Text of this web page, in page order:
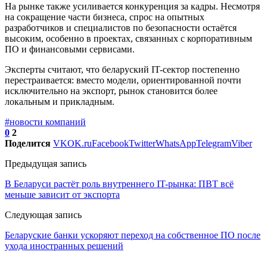
На рынке также усиливается конкуренция за кадры. Несмотря
на сокращение части бизнеса, спрос на опытных
разработчиков и специалистов по безопасности остаётся
высоким, особенно в проектах, связанных с корпоративным
ПО и финансовыми сервисами.
Эксперты считают, что беларуский IT-сектор постепенно
перестраивается: вместо модели, ориентированной почти
исключительно на экспорт, рынок становится более
локальным и прикладным.
#новости компаний
0 2
Поделится VKOK.ruFacebookTwitterWhatsAppTelegramViber
Предыдущая запись
В Беларуси растёт роль внутреннего IT-рынка: ПВТ всё
меньше зависит от экспорта
Следующая запись
Беларуские банки ускоряют переход на собственное ПО после
ухода иностранных решений